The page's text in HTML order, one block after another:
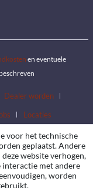
en eventuele
Dealer worden
Locaties
voor het technische
geplaatst. Andere
website verhogen,
met andere
worden